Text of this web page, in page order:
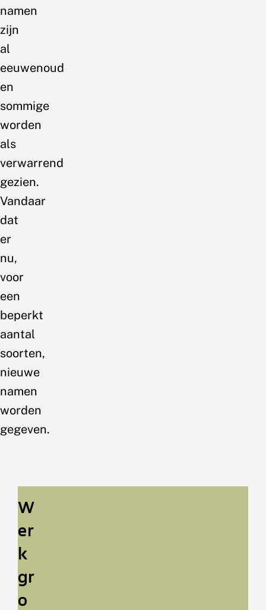
namen
zijn
al
eeuwenoud
en
sommige
worden
als
verwarrend
gezien.
Vandaar
dat
er
nu,
voor
een
beperkt
aantal
soorten,
nieuwe
namen
worden
gegeven.
W
er
k
gr
o